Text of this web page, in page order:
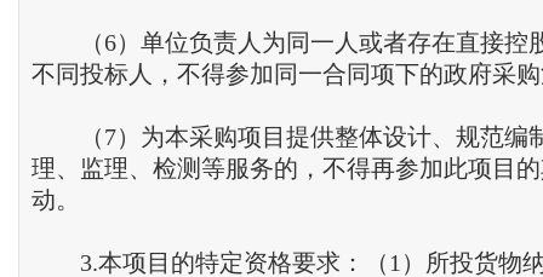
（6）单位负责人为同一人或者存在直接控
不同投标人，不得参加同一合同项下的政府采
（7）为本采购项目提供整体设计、规范编
理、监理、检测等服务的，不得再参加此项目
动。
3.本项目的特定资格要求：（1）所投货物